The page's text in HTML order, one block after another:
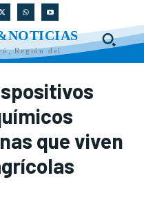
Región del
que viven